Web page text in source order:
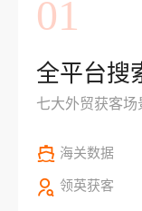
01
全平台搜
七大外贸获客场
海关数据
领英获客